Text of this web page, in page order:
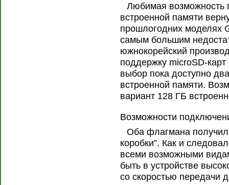
Любимая возможность
встроенной памяти
прошлогодних моделях
самым большим
южнокорейский
поддержку microSD-
выбор пока доступно
встроенной памяти.
вариант 128 ГБ
Возможности
Оба флагмана
коробки”. Как и
всеми возможными
быть в устройстве
со скоростью передачи